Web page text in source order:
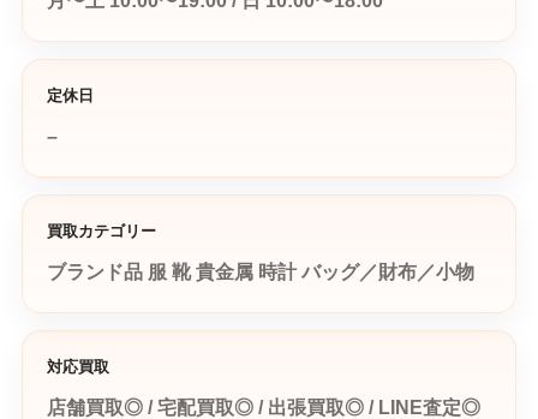
定休日
–
買取カテゴリー
ブランド品 服 靴 貴金属 時計 バッグ／財布／小物
対応買取
店舗買取◎ / 宅配買取◎ / 出張買取◎ / LINE査定◎